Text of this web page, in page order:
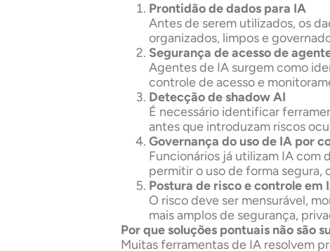
Prontidão de dados para IA
Antes de serem utilizados, os
organizados, limpos e
Segurança de acesso de
Agentes de IA surgem como
controle de acesso e
Detecção de shadow AI
É necessário identificar
antes que introduzam riscos
Governança do uso de IA por
Funcionários já utilizam IA com
permitir o uso de forma segura,
Postura de risco e controle em
O risco deve ser mensurável,
mais amplos de segurança,
Por que soluções pontuais não são
Muitas ferramentas de IA resolvem